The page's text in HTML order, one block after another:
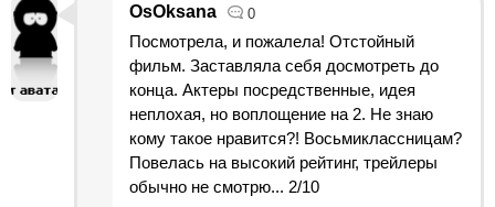
OsOksana 0
Посмотрела, и пожалела! Отстойный
фильм. Заставляла себя досмотреть до
конца. Актеры посредственные, идея
неплохая, но воплощение на 2. Не знаю
кому такое нравится?! Восьмиклассницам?
Повелась на высокий рейтинг, трейлеры
обычно не смотрю... 2/10